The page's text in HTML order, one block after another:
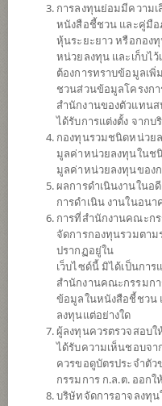
กองทุนเปิดไทยพา
มูลค่า)
SCBS&P500A
ความเสี่ยงสูง
การลงทุนย่อมมีความ
หนังสือชี้ชวน และคู่มือ
หุ้นระยะยาว หรือกอง
หน่วยลงทุน และเก็บไ
ต้องการทราบข้อมูลเ
ชวนส่วนข้อมูลโครงก
สำนักงานของตัวแทน
ได้รับการแต่งตั้ง จากบ
กองทุนรวมชนิดหน่วย
มูลค่าหน่วยลงทุนในช
มูลค่าหน่วยลงทุนของ
ผลการดำเนินงานในอ
การดำเนิน งานในอนา
การที่สำนักงานคณะก
จัดการกองทุนรวมตา
ปรากฏอยู่ใน
เว็บไซด์นี้ มิได้เป็นกา
สำนักงานคณะกรรมกา
ข้อมูลในหนังสือชี้ชวน
ลงทุนแต่อย่างใด
ผู้ลงทุนควรตรวจสอบ
ได้รับความเห็นชอบจ
ควรขอดูบัตรประจำตั
กรรมการ ก.ล.ต. ออกใ
บริษัทจัดการอาจลงทุ